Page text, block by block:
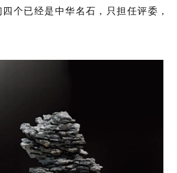
个已经是中华名石，只担任评委，